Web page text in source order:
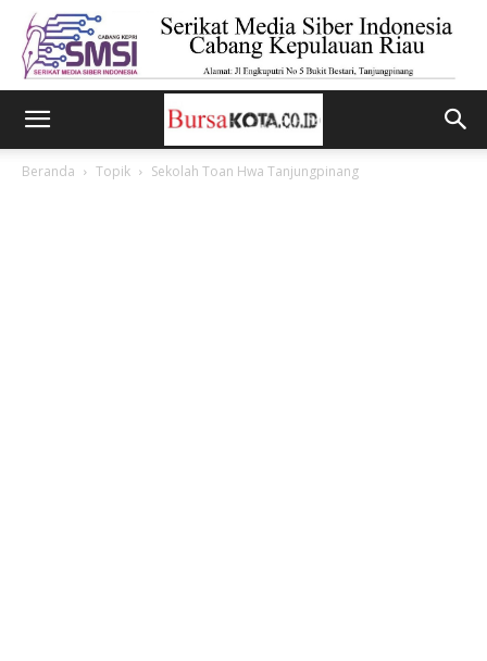
Beranda Topik Sekolah Toan Hwa Tanjungpinang